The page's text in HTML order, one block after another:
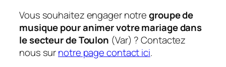
Vous souhaitez engager notregroupe de
musique pour animer votre mariage dans
le secteur de Toulon (Var) ? Contactez
nous surnotre page contact ici.